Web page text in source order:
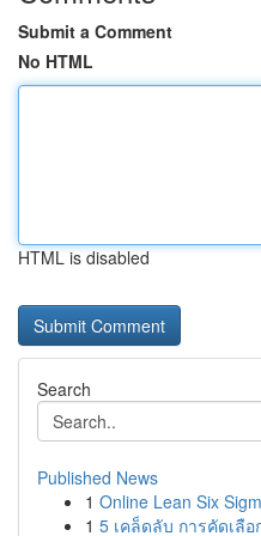
Submit a Comment
No HTML
HTML is disabled
Search
Published News
1 Online Lean Six
1 5 เคล็ดลับ การคัดเลื